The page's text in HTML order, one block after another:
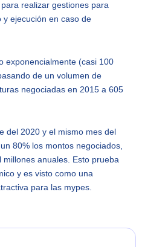
realizar gestiones para
ejecución en caso de
exponencialmente (casi 100
de un volumen de
negociadas en 2015 a 605
del 2020 y el mismo mes del
80% los montos negociados,
anuales. Esto prueba
y es visto como una
para las mypes.